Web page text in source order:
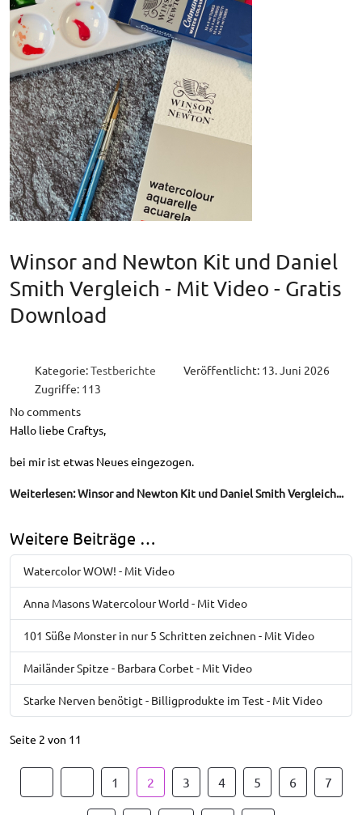
Winsor and Newton Kit und Daniel
Smith Vergleich - Mit Video - Gratis
Download
Kategorie:Testberichte
Veröffentlicht: 13. Juni 2026
Zugriffe: 113
No comments
Hallo liebe Craftys,
bei mir ist etwas Neues eingezogen.
Weiterlesen: Winsor and Newton Kit und Daniel Smith Vergleich...
Weitere Beiträge …
Watercolor WOW! - Mit Video
Anna Masons Watercolour World - Mit Video
101 Süße Monster in nur 5 Schritten zeichnen - Mit Video
Mailänder Spitze - Barbara Corbet - Mit Video
Starke Nerven benötigt - Billigprodukte im Test - Mit Video
Seite 2 von 11
1 2 3 4 5 6 7